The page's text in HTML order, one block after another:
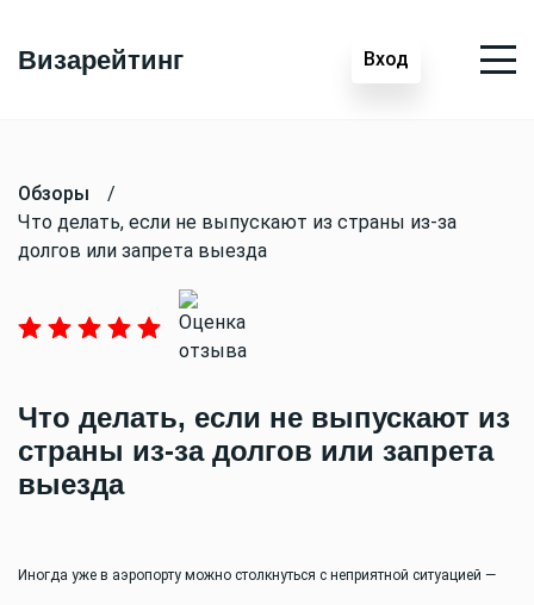
Визарейтинг Вход
Обзоры
/
Что делать, если не выпускают из страны из-за
долгов или запрета выезда
Что делать, если не выпускают из
страны из-за долгов или запрета
выезда
Иногда уже в аэропорту можно столкнуться с неприятной ситуацией —